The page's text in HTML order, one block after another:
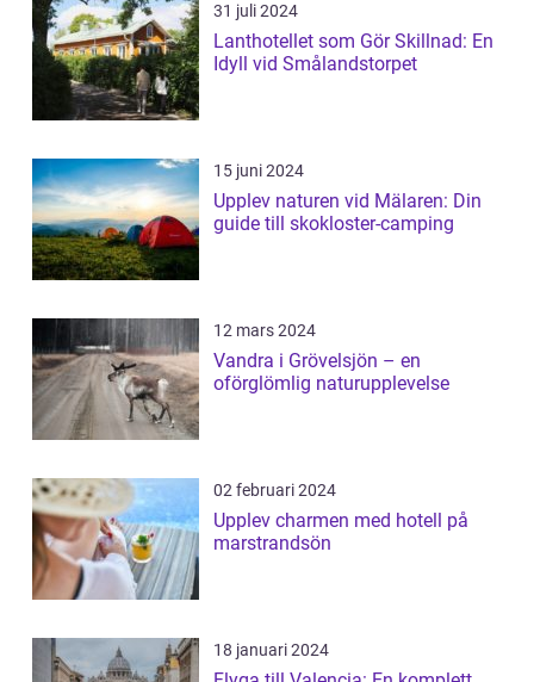
31 juli 2024
Lanthotellet som Gör Skillnad: En
Idyll vid Smålandstorpet
15 juni 2024
Upplev naturen vid Mälaren: Din
guide till skokloster-camping
12 mars 2024
Vandra i Grövelsjön – en
oförglömlig naturupplevelse
02 februari 2024
Upplev charmen med hotell på
marstrandsön
18 januari 2024